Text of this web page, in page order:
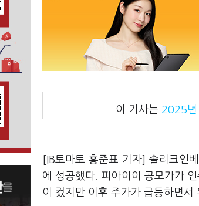
이 기사는 2025
[IB토마토 홍준표 기자] 솔리크인
에 성공했다. 피아이이 공모가가
이 컸지만 이후 주가가 급등하면서